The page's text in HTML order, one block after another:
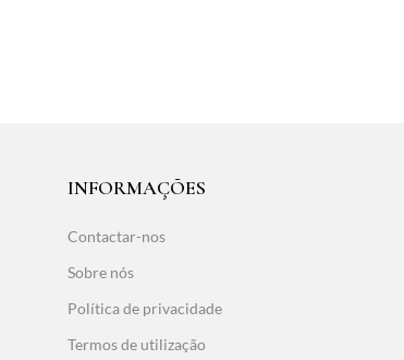
INFORMAÇÕES
Contactar-nos
Sobre nós
Política de privacidade
Termos de utilização